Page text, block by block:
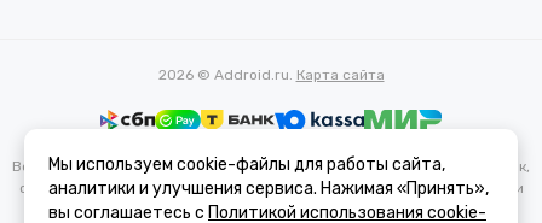
2026 © Addroid.ru. Карта сайта
Вся представленная на сайте информация, касающаяся характеристик,
стоимости товаров и услуг, носит информационный характер и ни при
каких условиях не является публичной офертой, определяемой
Мы используем cookie-файлы для работы сайта,
аналитики и улучшения сервиса. Нажимая «Принять»,
вы соглашаетесь с Политикой использования cookie-